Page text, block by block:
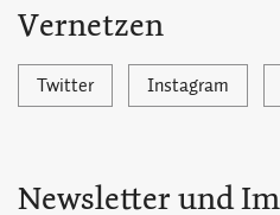
Vernetzen
Twitter Instagram
Newsletter und